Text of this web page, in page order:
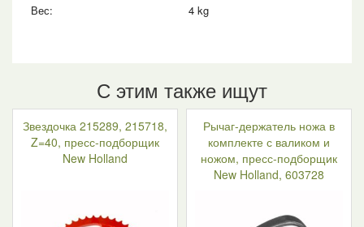
Вес:
4 kg
С этим также ищут
Звездочка 215289, 215718,
Z=40, пресс-подборщик
New Holland
Рычаг-держатель ножа в
комплекте с валиком и
ножом, пресс-подборщик
New Holland, 603728